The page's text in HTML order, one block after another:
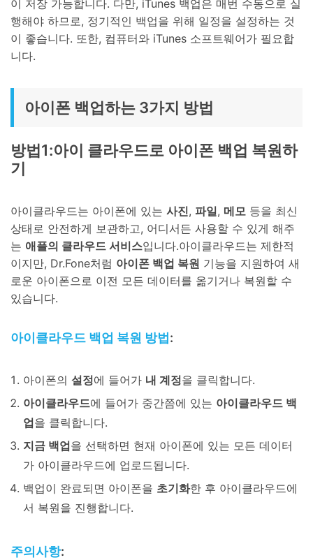
이 저장 가능합니다. 다만, iTunes 백업은 매번 수동으로 실
행해야 하므로, 정기적인 백업을 위해 일정을 설정하는 것
이 좋습니다. 또한, 컴퓨터와 iTunes 소프트웨어가 필요합
니다.
아이폰 백업하는 3가지 방법
방법1:아이 클라우드로 아이폰 백업 복원하
기
아이클라우드는 아이폰에 있는 사진, 파일, 메모 등을 최신
상태로 안전하게 보관하고, 어디서든 사용할 수 있게 해주
는 애플의 클라우드 서비스입니다.아이클라우드는 제한적
이지만, Dr.Fone처럼 아이폰 백업 복원 기능을 지원하여 새
로운 아이폰으로 이전 모든 데이터를 옮기거나 복원할 수
있습니다.
아이클라우드 백업 복원 방법 :
아이폰의 설정에 들어가 내 계정을 클릭합니다.
아이클라우드에 들어가 중간쯤에 있는 아이클라우드 백
업을 클릭합니다.
지금 백업을 선택하면 현재 아이폰에 있는 모든 데이터
가 아이클라우드에 업로드됩니다.
백업이 완료되면 아이폰을 초기화한 후 아이클라우드에
서 복원을 진행합니다.
주의사항: